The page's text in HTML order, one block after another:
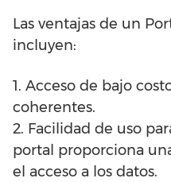
Las ventajas de un
incluyen:
1. Acceso de bajo
coherentes.
2. Facilidad de uso
portal proporciona
el acceso a los datos.